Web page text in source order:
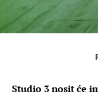
Studio 3 nosit će